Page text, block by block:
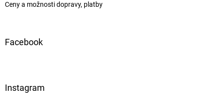
Ceny a možnosti dopravy, platby
Facebook
Instagram